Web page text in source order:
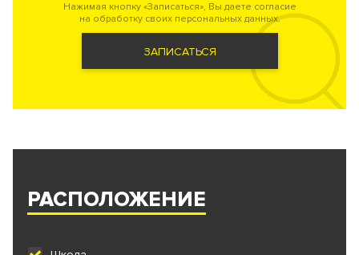
Нажимая кнопку «Записаться», Вы даете согласие
на обработку своих персональных данных.
ЗАПИСАТЬСЯ
РАСПОЛОЖЕНИЕ